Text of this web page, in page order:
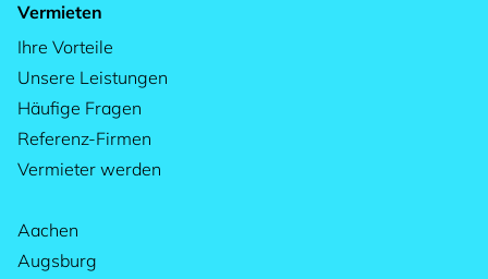
Vermieten
Ihre Vorteile
Unsere Leistungen
Häufige Fragen
Referenz-Firmen
Vermieter werden
Aachen
Augsburg